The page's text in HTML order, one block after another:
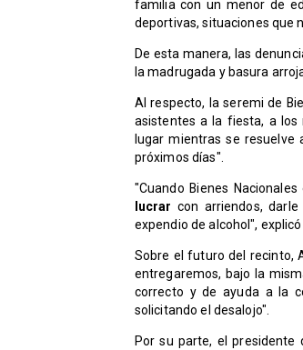
familia con un menor de
deportivas, situaciones que
De esta manera, las
la madrugada y basura
Al respecto, la seremi de
asistentes a la fiesta, a los
lugar mientras se resuelve
próximos días".
"Cuando Bienes
lucrar con arriendos,
expendio de alcohol",
Sobre el futuro del recinto,
entregaremos, bajo la
correcto y de ayuda a la
solicitando el desalojo".
Por su parte, el presidente